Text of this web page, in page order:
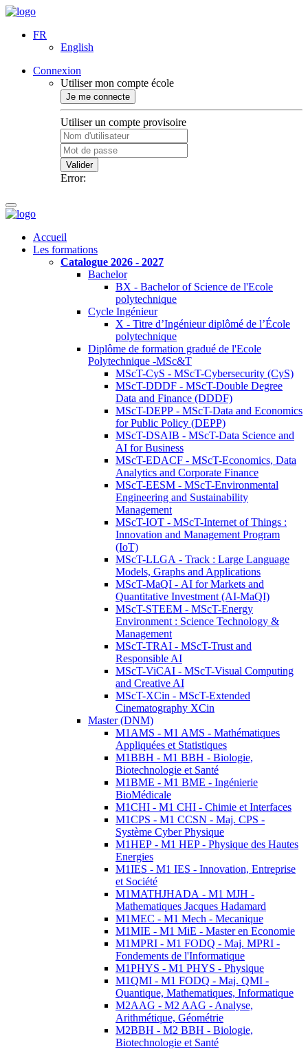
FR
English
Connexion
Utiliser mon compte école
Je me connecte
Utiliser un compte provisoire
Valider
Error:
Accueil
Les formations
Catalogue 2026 - 2027
Bachelor
BX - Bachelor of Science de l'Ecole
polytechnique
Cycle Ingénieur
X - Titre d’Ingénieur diplômé de l’École
polytechnique
Diplôme de formation gradué de l'Ecole
Polytechnique -MSc&T
MScT-CyS - MScT-Cybersecurity (CyS)
MScT-DDDF - MScT-Double Degree
Data and Finance (DDDF)
MScT-DEPP - MScT-Data and Economics
for Public Policy (DEPP)
MScT-DSAIB - MScT-Data Science and
AI for Business
MScT-EDACF - MScT-Economics, Data
Analytics and Corporate Finance
MScT-EESM - MScT-Environmental
Engineering and Sustainability
Management
MScT-IOT - MScT-Internet of Things :
Innovation and Management Program
(IoT)
MScT-LLGA - Track : Large Language
Models, Graphs and Applications
MScT-MaQI - AI for Markets and
Quantitative Investment (AI-MaQI)
MScT-STEEM - MScT-Energy
Environment : Science Technology &
Management
MScT-TRAI - MScT-Trust and
Responsible AI
MScT-ViCAI - MScT-Visual Computing
and Creative AI
MScT-XCin - MScT-Extended
Cinematography XCin
Master (DNM)
M1AMS - M1 AMS - Mathématiques
Appliquées et Statistiques
M1BBH - M1 BBH - Biologie,
Biotechnologie et Santé
M1BME - M1 BME - Ingénierie
BioMédicale
M1CHI - M1 CHI - Chimie et Interfaces
M1CPS - M1 CCSN - Maj. CPS -
Système Cyber Physique
M1HEP - M1 HEP - Physique des Hautes
Energies
M1IES - M1 IES - Innovation, Entreprise
et Société
M1MATHJHADA - M1 MJH -
Mathematiques Jacques Hadamard
M1MEC - M1 Mech - Mecanique
M1MIE - M1 MiE - Master en Economie
M1MPRI - M1 FODQ - Maj. MPRI -
Fondements de l'Informatique
M1PHYS - M1 PHYS - Physique
M1QMI - M1 FODQ - Maj. QMI -
Quantique, Mathematiques, Informatique
M2AAG - M2 AAG - Analyse,
Arithmétique, Géométrie
M2BBH - M2 BBH - Biologie,
Biotechnologie et Santé